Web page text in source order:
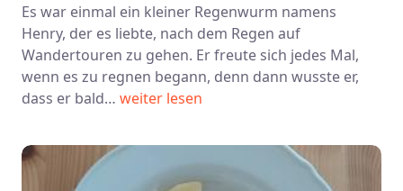
Es war einmal ein kleiner Regenwurm namens
Henry, der es liebte, nach dem Regen auf
Wandertouren zu gehen. Er freute sich jedes Mal,
wenn es zu regnen begann, denn dann wusste er,
dass er bald… weiter lesen